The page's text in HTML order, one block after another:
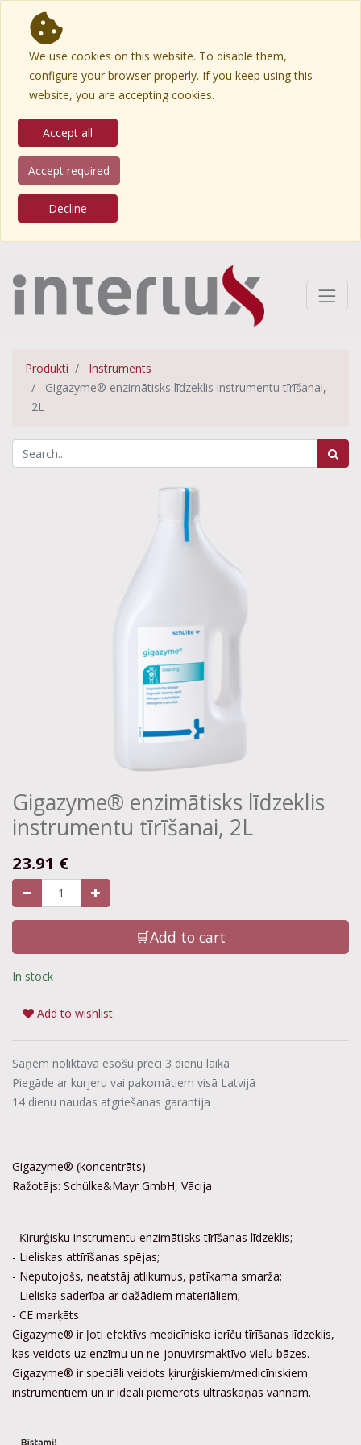
We use cookies on this website. To disable them,
configure your browser properly. If you keep using this
website, you are accepting cookies.
Accept all
Accept required
Decline
Produkti
Instruments
Gigazyme® enzimātisks līdzeklis instrumentu tīrīšanai,
2L
Gigazyme® enzimātisks līdzeklis
instrumentu tīrīšanai, 2L
23.91 €
🛒Add to cart
In stock
Add to wishlist
Saņem noliktavā esošu preci 3 dienu laikā
Piegāde ar kurjeru vai pakomātiem visā Latvijā
14 dienu naudas atgriešanas garantija
Gigazyme® (koncentrāts)
Ražotājs: Schülke&Mayr GmbH, Vācija
- Ķirurģisku instrumentu enzimātisks tīrīšanas līdzeklis;
- Lieliskas attīrīšanas spējas;
- Neputojošs, neatstāj atlikumus, patīkama smarža;
- Lieliska saderība ar dažādiem materiāliem;
- CE marķēts
Gigazyme® ir ļoti efektīvs medicīnisko ierīču tīrīšanas līdzeklis,
kas veidots uz enzīmu un ne-jonuvirsmaktīvo vielu bāzes.
Gigazyme® ir speciāli veidots ķirurģiskiem/medicīniskiem
instrumentiem un ir ideāli piemērots ultraskaņas vannām.